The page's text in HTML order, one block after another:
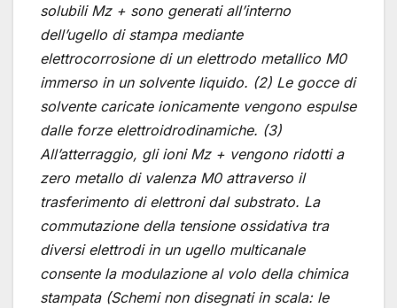
solubili Mz + sono generati all’interno
dell’ugello di stampa mediante
elettrocorrosione di un elettrodo metallico M0
immerso in un solvente liquido. (2) Le gocce di
solvente caricate ionicamente vengono espulse
dalle forze elettroidrodinamiche. (3)
All’atterraggio, gli ioni Mz + vengono ridotti a
zero metallo di valenza M0 attraverso il
trasferimento di elettroni dal substrato. La
commutazione della tensione ossidativa tra
diversi elettrodi in un ugello multicanale
consente la modulazione al volo della chimica
stampata (Schemi non disegnati in scala: le